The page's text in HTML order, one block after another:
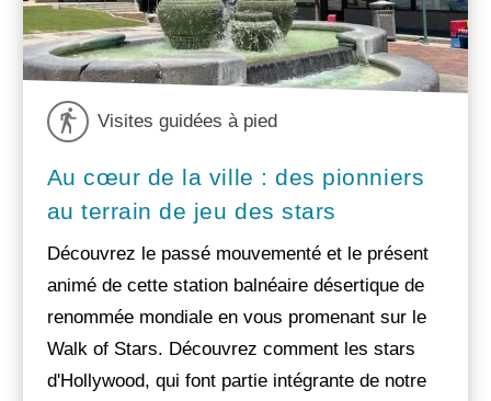
Visites guidées à pied
Au cœur de la ville : des pionniers
au terrain de jeu des stars
Découvrez le passé mouvementé et le présent
animé de cette station balnéaire désertique de
renommée mondiale en vous promenant sur le
Walk of Stars. Découvrez comment les stars
d'Hollywood, qui font partie intégrante de notre